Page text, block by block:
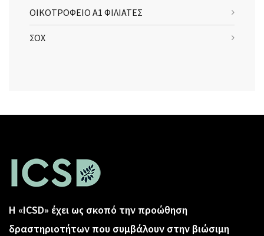
ΟΙΚΟΤΡΟΦΕΙΟ Α1 ΦΙΛΙΑΤΕΣ
ΣΟΧ
Η «ICSD» έχει ως σκοπό την προώθηση
δραστηριοτήτων που συμβάλουν στην βιώσιμη